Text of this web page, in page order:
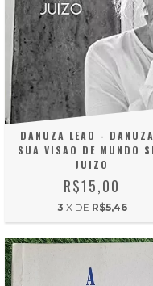
DANUZA LEAO -
SUA VISAO DE MUNDO
JUIZO
R$15,00
3 X DE R$5,46